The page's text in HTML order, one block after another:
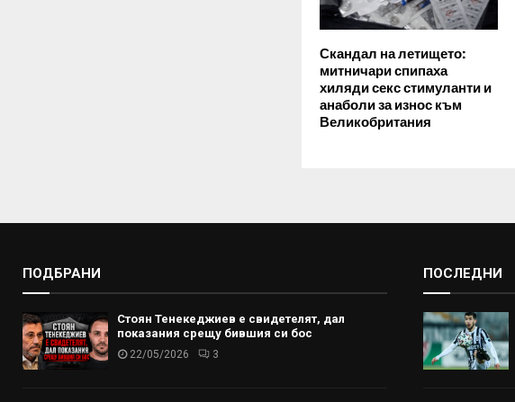
Скандал на летището:
митничари спипаха
хиляди секс стимуланти и
анаболи за износ към
Великобритания
ПОДБРАНИ
Стоян Тенекеджиев е свидетелят, дал
показания срещу бившия си бос
22/05/2026 3
ПОСЛЕДНИ